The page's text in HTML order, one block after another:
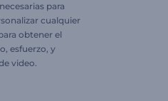
para
cualquier
obtener el
esfuerzo, y
video.